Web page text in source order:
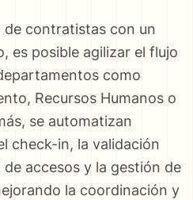
contratistas con un
es posible agilizar el flujo
como
Recursos Humanos o
se automatizan
check-in, la validación
accesos y la gestión de
la coordinación y